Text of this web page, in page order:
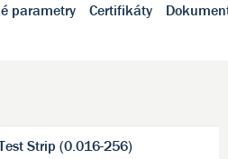
parametry Certifikáty
Strip (0.016-256)